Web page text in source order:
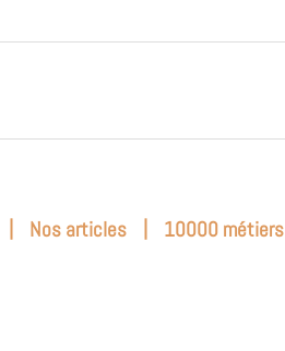
| Nos articles | 10000 métiers